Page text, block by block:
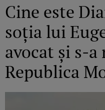
Cine este
soția lui
avocat și s-
Republica